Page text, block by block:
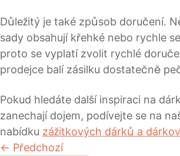
Důležitý je také způsob doručení.
sady obsahují křehké nebo rychle
proto se vyplatí zvolit rychlé
prodejce balí zásilku dostatečně
Pokud hledáte další inspiraci na
zanechají dojem, podívejte se na
nabídku zážitkových dárků a
← Předchozí